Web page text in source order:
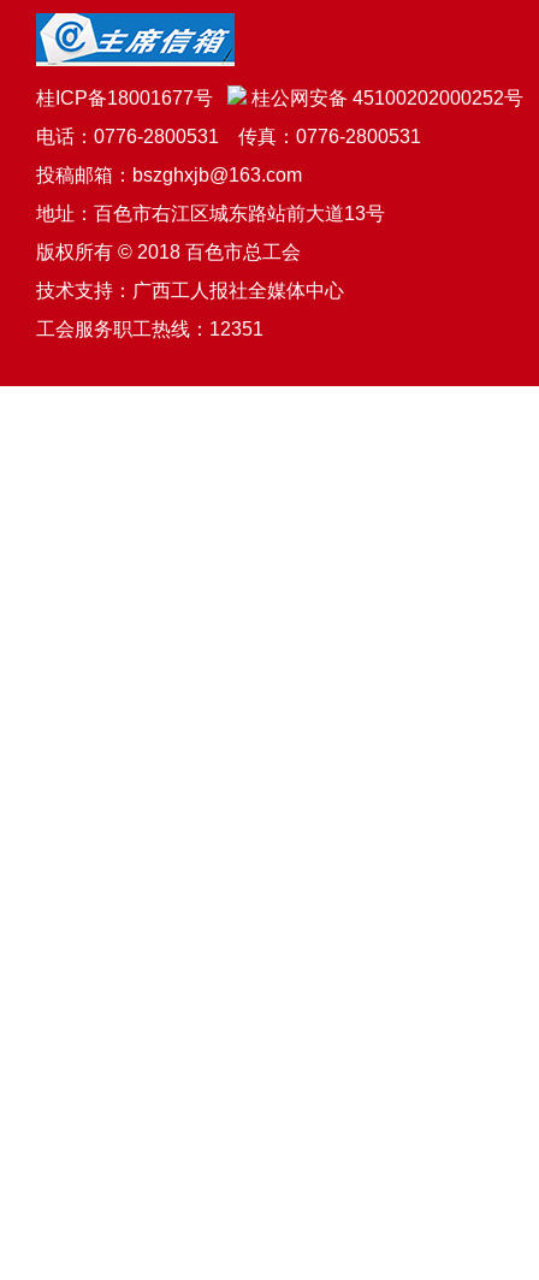
桂ICP备18001677号
桂公网安备 45100202000252号
电话：0776-2800531 传真：0776-2800531
投稿邮箱：bszghxjb@163.com
地址：百色市右江区城东路站前大道13号
版权所有 © 2018 百色市总工会
技术支持： 广西工人报社全媒体中心
工会服务职工热线：12351